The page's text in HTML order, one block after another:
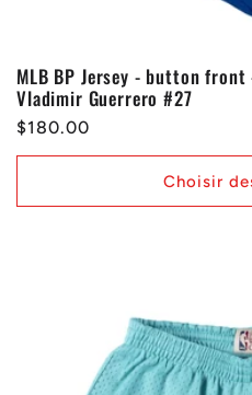
MLB BP Jersey - button
Vladimir Guerrero #27
Prix
habituel
$180.00
Choisir